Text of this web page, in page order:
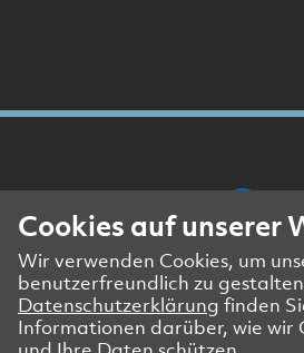
Presse- und
Impressum
Cookies auf unserer
Wir verwenden Cookies, um
benutzerfreundlich zu
Datenschutzerklärung finden
Informationen darüber, wie wir